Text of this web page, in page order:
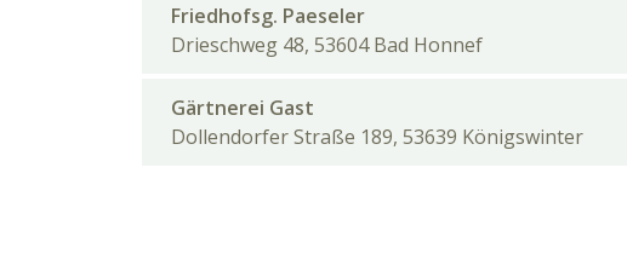
Friedhofsg. Paeseler
Drieschweg 48, 53604 Bad Honnef
Gärtnerei Gast
Dollendorfer Straße 189, 53639 Königswinter